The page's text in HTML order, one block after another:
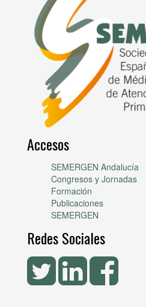
Accesos
SEMERGEN Andalucía
Congresos y Jornadas
Formación
Publicaciones
SEMERGEN
Redes Sociales